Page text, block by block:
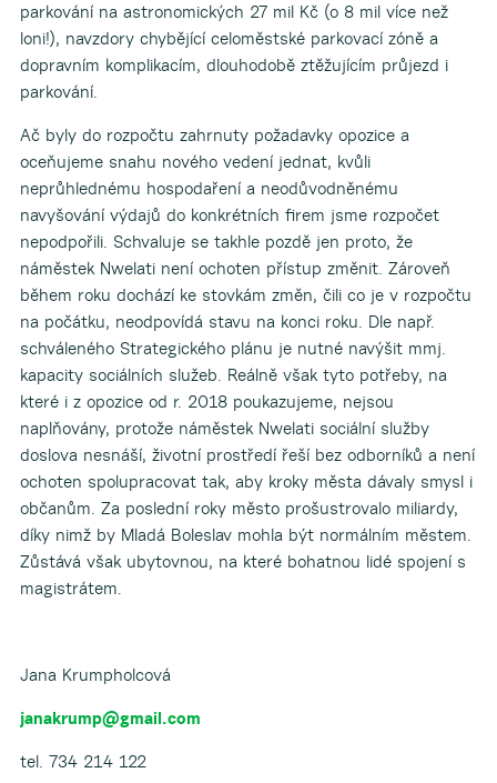
parkování na astronomických 27 mil Kč (o 8 mil více než
loni!), navzdory chybějící celoměstské parkovací zóně a
dopravním komplikacím, dlouhodobě ztěžujícím průjezd i
parkování.
Ač byly do rozpočtu zahrnuty požadavky opozice a
oceňujeme snahu nového vedení jednat, kvůli
neprůhlednému hospodaření a neodůvodněnému
navyšování výdajů do konkrétních firem jsme rozpočet
nepodpořili. Schvaluje se takhle pozdě jen proto, že
náměstek Nwelati není ochoten přístup změnit. Zároveň
během roku dochází ke stovkám změn, čili co je v rozpočtu
na počátku, neodpovídá stavu na konci roku. Dle např.
schváleného Strategického plánu je nutné navýšit mmj.
kapacity sociálních služeb. Reálně však tyto potřeby, na
které i z opozice od r. 2018 poukazujeme, nejsou
naplňovány, protože náměstek Nwelati sociální služby
doslova nesnáší, životní prostředí řeší bez odborníků a není
ochoten spolupracovat tak, aby kroky města dávaly smysl i
občanům. Za poslední roky město prošustrovalo miliardy,
díky nimž by Mladá Boleslav mohla být normálním městem.
Zůstává však ubytovnou, na které bohatnou lidé spojení s
magistrátem.
Jana Krumpholcová
janakrump@gmail.com
tel. 734 214 122